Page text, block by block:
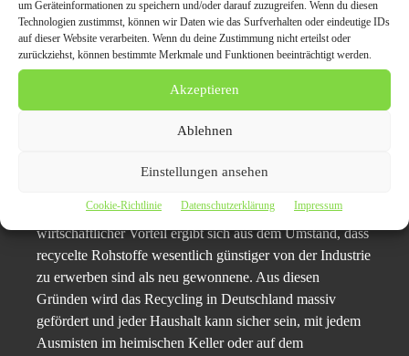
um Geräteinformationen zu speichern und/oder darauf zuzugreifen. Wenn du diesen
Technologien zustimmst, können wir Daten wie das Surfverhalten oder eindeutige IDs
auf dieser Website verarbeiten. Wenn du deine Zustimmung nicht erteilst oder
zurückziehst, können bestimmte Merkmale und Funktionen beeinträchtigt werden.
Akzeptieren
Ablehnen
Einstellungen ansehen
Cookie-Richtlinie Datenschutzerklärung Impressum
seltene Erden.
Schrotthändler in Ennigerloh abholen lassen
reichlich enthalten. Jedes Material, das nicht neu
industrielle Fertigung, entlastet die Natur auf vielfältige
Rohstoffe werden geschont und auch ein immenser
wirtschaftlicher Vorteil ergibt sich aus dem Umstand, dass
recycelte Rohstoffe wesentlich günstiger von der Industrie
zu erwerben sind als neu gewonnene. Aus diesen
Gründen wird das Recycling in Deutschland massiv
gefördert und jeder Haushalt kann sicher sein, mit jedem
Ausmisten im heimischen Keller oder auf dem